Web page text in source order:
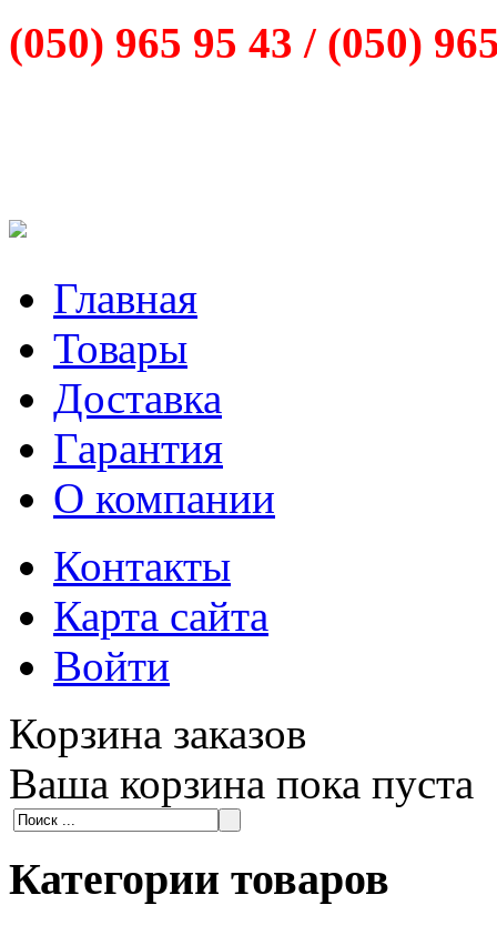
(050) 965 95 43 / (050)
Главная
Товары
Доставка
Гарантия
О компании
Контакты
Карта сайта
Войти
Корзина заказов
Ваша корзина пока пуста
Категории товаров